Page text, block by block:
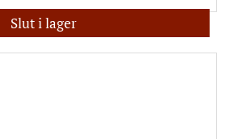
Slut i lager